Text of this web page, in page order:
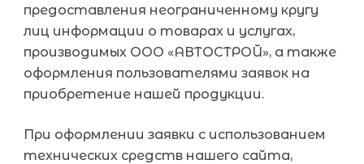
предоставления неограниченному кругу
лиц информации о товарах и услугах,
производимых ООО «АВТОСТРОЙ», а также
оформления пользователями заявок на
приобретение нашей продукции.
При оформлении заявки с использованием
технических средств нашего сайта,